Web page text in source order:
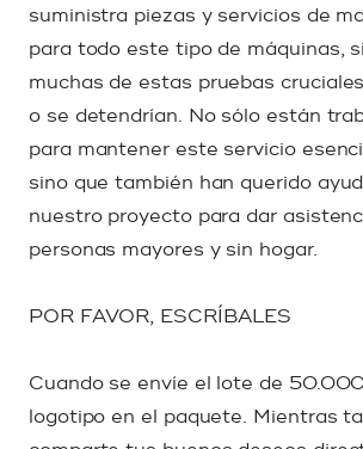
suministra piezas y servicios de
para todo este tipo de máquinas,
muchas de estas pruebas
o se detendrían. No sólo están
para mantener este servicio
sino que también han querido
nuestro proyecto para dar
personas mayores y sin hogar.
POR FAVOR, ESCRÍBALES
Cuando se envíe el lote de
logotipo en el paquete. Mientras